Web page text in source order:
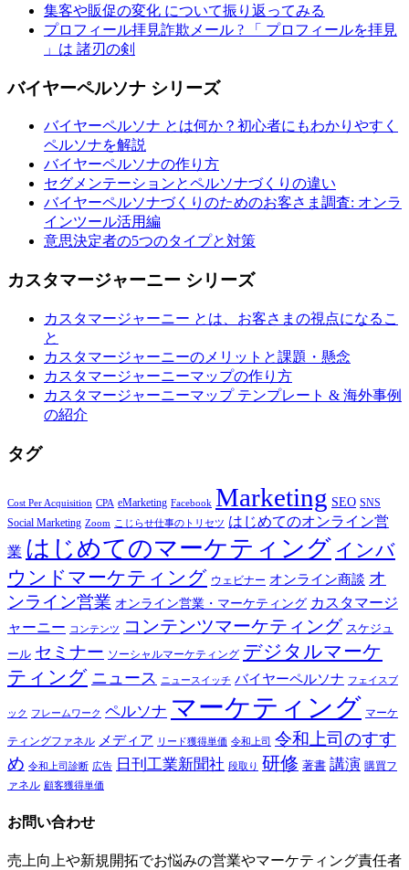
集客や販促の変化 について振り返ってみる
プロフィール拝見詐欺メール ? 「 プロフィールを拝見
」は 諸刃の剣
バイヤーペルソナ シリーズ
バイヤーペルソナ とは何か？初心者にもわかりやすく
ペルソナを解説
バイヤーペルソナの作り方
セグメンテーションとペルソナづくりの違い
バイヤーペルソナづくりのためのお客さま調査: オンラ
インツール活用編
意思決定者の5つのタイプと対策
カスタマージャーニー シリーズ
カスタマージャーニー とは、お客さまの視点になるこ
と
カスタマージャーニーのメリットと課題・懸念
カスタマージャーニーマップの作り方
カスタマージャーニーマップ テンプレート & 海外事例
の紹介
タグ
Cost Per Acquisition CPA eMarketing Facebook Marketing SEO SNS
Social Marketing Zoom こじらせ仕事のトリセツ はじめてのオンライン営
業 はじめてのマーケティング インバ
ウンドマーケティング ウェビナー オンライン商談 オ
ンライン営業 オンライン営業・マーケティング カスタマージ
ャーニー コンテンツ コンテンツマーケティング スケジュ
ール セミナー ソーシャルマーケティング デジタルマーケ
ティング ニュース ニュースイッチ バイヤーペルソナ フェイスブ
ック フレームワーク ペルソナ マーケティング マーケ
ティングファネル メディア リード獲得単価 令和上司 令和上司のすす
め 令和上司診断 広告 日刊工業新聞社 段取り 研修 著書 講演 購買フ
ァネル 顧客獲得単価
お問い合わせ
売上向上や新規開拓でお悩みの営業やマーケティング責任者